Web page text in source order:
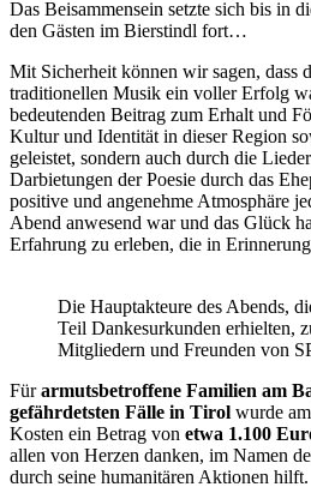
Das Beisammensein setzte sich bis in
den Gästen im Bierstindl fort…
Mit Sicherheit können wir sagen, dass
traditionellen Musik ein voller Erfolg
bedeutenden Beitrag zum Erhalt und
Kultur und Identität in dieser Region
geleistet, sondern auch durch die
Darbietungen der Poesie durch das
positive und angenehme Atmosphäre
Abend anwesend war und das Glück
Erfahrung zu erleben, die in
Die Hauptakteure des Abends,
Teil Dankesurkunden erhielten,
Mitgliedern und Freunden von
Fürarmutsbetroffene Familien am
gefährdetsten Fälle in Tirol wurde
Kosten ein Betrag von etwa 1.100
allen von Herzen danken, im Namen
durch seine humanitären Aktionen hilft.